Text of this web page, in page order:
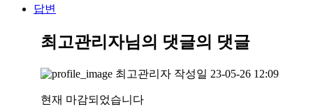
답변
최고관리자님의 댓글의 댓글
최고관리자 작성일 23-05-26 12:09
현재 마감되었습니다